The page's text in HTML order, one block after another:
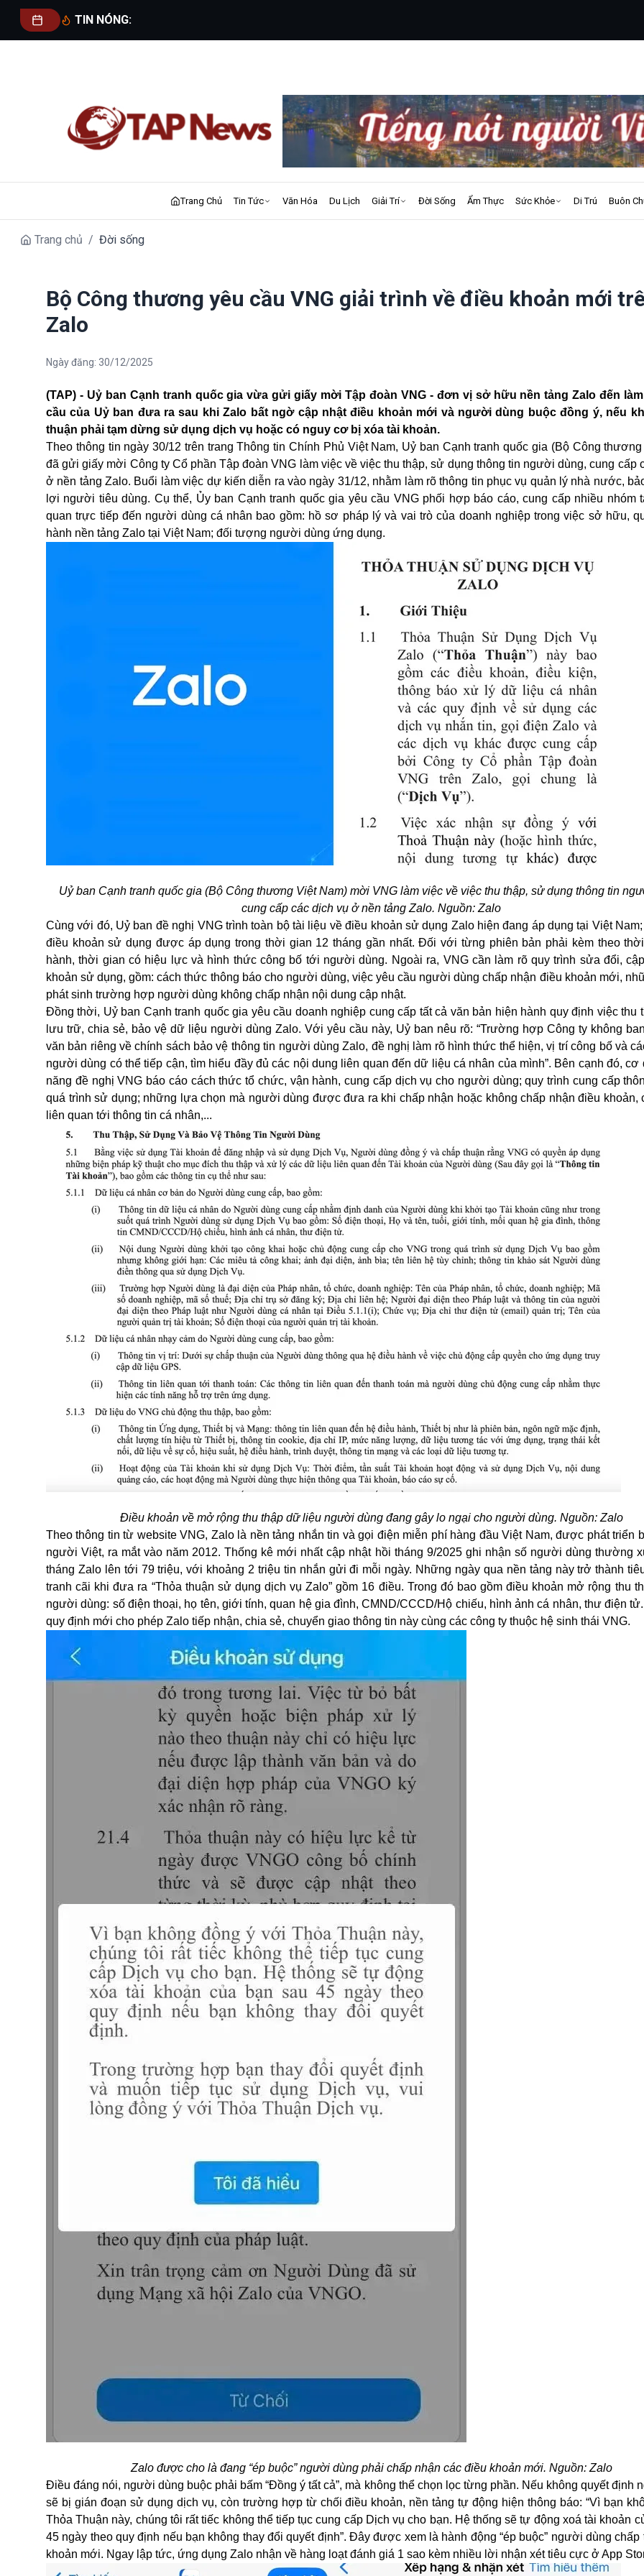
TIN NÓNG:
Trang Chủ Tin Tức Văn Hóa Du Lịch Giải Trí Đời Sống Ẩm Thực Sức Khỏe Di Trú Buôn
Trang chủ / Đời sống
Bộ Công thương yêu cầu VNG giải trình về điều khoản mới
Zalo
Ngày đăng: 30/12/2025
(TAP) - Uỷ ban Cạnh tranh quốc gia vừa gửi giấy mời Tập đoàn VNG - đơn vị sở hữu nền tảng Zalo đến
cầu của Uỷ ban đưa ra sau khi Zalo bất ngờ cập nhật điều khoản mới và người dùng buộc đồng ý, nếu
thuận phải tạm dừng sử dụng dịch vụ hoặc có nguy cơ bị xóa tài khoản.
Theo thông tin ngày 30/12 trên trang Thông tin Chính Phủ Việt Nam, Uỷ ban Cạnh tranh quốc gia (Bộ Công
đã gửi giấy mời Công ty Cổ phần Tập đoàn VNG làm việc về việc thu thập, sử dụng thông tin người dùng, cung cấp
ở nền tảng Zalo. Buổi làm việc dự kiến diễn ra vào ngày 31/12, nhằm làm rõ thông tin phục vụ quản lý nhà nước,
lợi người tiêu dùng. Cụ thể, Ủy ban Cạnh tranh quốc gia yêu cầu VNG phối hợp báo cáo, cung cấp nhiều nhóm
quan trực tiếp đến người dùng cá nhân bao gồm: hồ sơ pháp lý và vai trò của doanh nghiệp trong việc sở hữu,
hành nền tảng Zalo tại Việt Nam; đối tượng người dùng ứng dụng.
Uỷ ban Cạnh tranh quốc gia (Bộ Công thương Việt Nam) mời VNG làm việc về việc thu thập, sử dụng thông tin
cung cấp các dịch vụ ở nền tảng Zalo. Nguồn: Zalo
Cùng với đó, Uỷ ban đề nghị VNG trình toàn bộ tài liệu về điều khoản sử dụng Zalo hiện đang áp dụng tại Việt
điều khoản sử dụng được áp dụng trong thời gian 12 tháng gần nhất. Đối với từng phiên bản phải kèm theo
hành, thời gian có hiệu lực và hình thức công bố tới người dùng. Ngoài ra, VNG cần làm rõ quy trình sửa đổi,
khoản sử dụng, gồm: cách thức thông báo cho người dùng, việc yêu cầu người dùng chấp nhận điều khoản mới,
phát sinh trường hợp người dùng không chấp nhận nội dung cập nhật.
Đồng thời, Uỷ ban Cạnh tranh quốc gia yêu cầu doanh nghiệp cung cấp tất cả văn bản hiện hành quy định việc thu
lưu trữ, chia sẻ, bảo vệ dữ liệu người dùng Zalo. Với yêu cầu này, Uỷ ban nêu rõ: “Trường hợp Công ty không
văn bản riêng về chính sách bảo vệ thông tin người dùng Zalo, đề nghị làm rõ hình thức thể hiện, vị trí công bố và
người dùng có thể tiếp cận, tìm hiểu đầy đủ các nội dung liên quan đến dữ liệu cá nhân của mình”. Bên cạnh đó, cơ
năng đề nghị VNG báo cáo cách thức tổ chức, vận hành, cung cấp dịch vụ cho người dùng; quy trình cung cấp
quá trình sử dụng; những lựa chọn mà người dùng được đưa ra khi chấp nhận hoặc không chấp nhận điều khoản,
liên quan tới thông tin cá nhân,...
Điều khoản về mở rộng thu thập dữ liệu người dùng đang gây lo ngại cho người dùng. Nguồn: Zalo
Theo thông tin từ website VNG, Zalo là nền tảng nhắn tin và gọi điện miễn phí hàng đầu Việt Nam, được phát triển
người Việt, ra mắt vào năm 2012. Thống kê mới nhất cập nhật hồi tháng 9/2025 ghi nhận số người dùng thường
tháng Zalo lên tới 79 triệu, với khoảng 2 triệu tin nhắn gửi đi mỗi ngày. Những ngày qua nền tảng này trở thành
tranh cãi khi đưa ra “Thỏa thuận sử dụng dịch vụ Zalo” gồm 16 điều. Trong đó bao gồm điều khoản mở rộng thu
người dùng: số điện thoại, họ tên, giới tính, quan hệ gia đình, CMND/CCCD/Hộ chiếu, hình ảnh cá nhân, thư điện
quy định mới cho phép Zalo tiếp nhận, chia sẻ, chuyển giao thông tin này cùng các công ty thuộc hệ sinh thái VNG.
Zalo được cho là đang “ép buộc” người dùng phải chấp nhận các điều khoản mới. Nguồn: Zalo
Điều đáng nói, người dùng buộc phải bấm “Đồng ý tất cả”, mà không thể chọn lọc từng phần. Nếu không quyết định
sẽ bị gián đoạn sử dụng dịch vụ, còn trường hợp từ chối điều khoản, nền tảng tự động hiện thông báo: “Vì bạn
Thỏa Thuận này, chúng tôi rất tiếc không thể tiếp tục cung cấp Dịch vụ cho bạn. Hệ thống sẽ tự động xoá tài khoản
45 ngày theo quy định nếu bạn không thay đổi quyết định”. Đây được xem là hành động “ép buộc” người dùng chấp
khoản mới. Ngay lập tức, ứng dụng Zalo nhận về hàng loạt đánh giá 1 sao kèm nhiều lời nhận xét tiêu cực ở App